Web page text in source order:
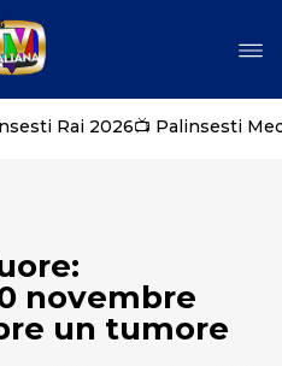
Rai 2026📺 Palinsesti
novembre
un tumore